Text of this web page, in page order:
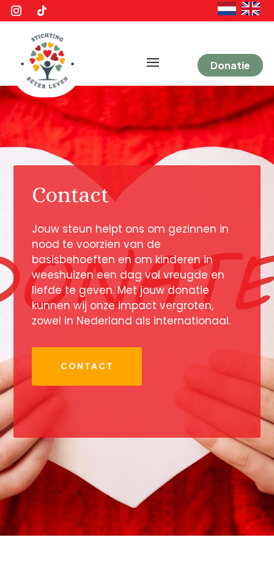
Donatie
Contact
Jouw steun helpt ons om gezinnen in
nood te voorzien van de
basisbehoeften en om kinderen in
weeshuizen een dag vol vreugde en
liefde te geven. Met jouw donatie
kunnen wij onze impact vergroten,
zowel in Nederland als internationaal.
CONTACT